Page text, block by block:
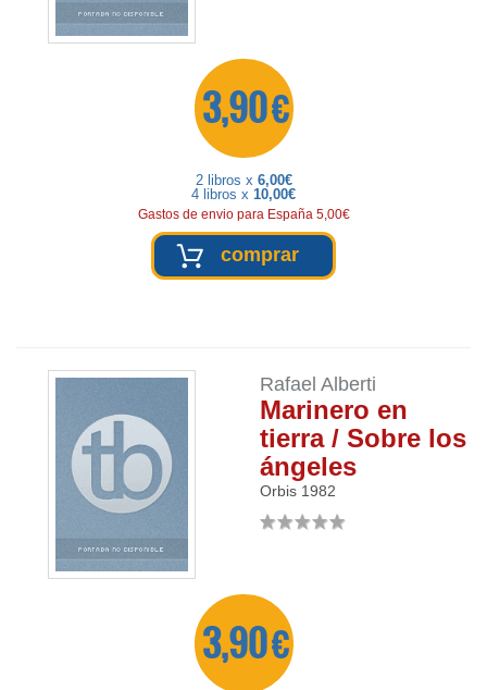
3,90 €
2 libros x 6,00€
4 libros x 10,00€
Gastos de envio para España 5,00€
comprar
Rafael Alberti
Marinero en
tierra / Sobre los
ángeles
Orbis 1982
3,90 €